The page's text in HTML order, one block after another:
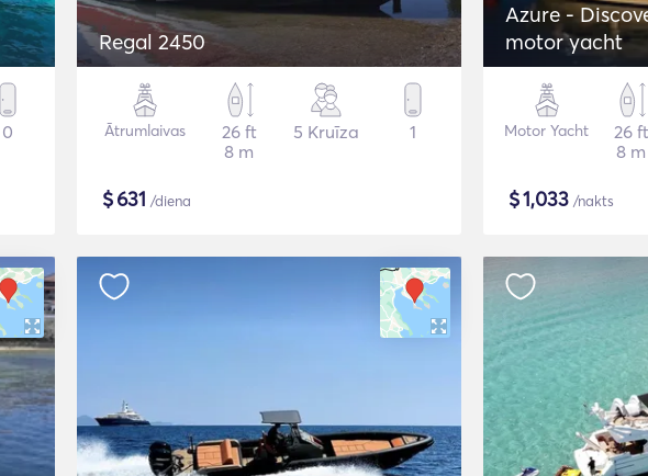
0
Regal 2450
Ātrumlaivas
26 ft
8 m
5 Kruīza 1
$631 /diena
Azure -
motor yacht
Motor Yacht
26 ft
8 m
$1,033 /nakts